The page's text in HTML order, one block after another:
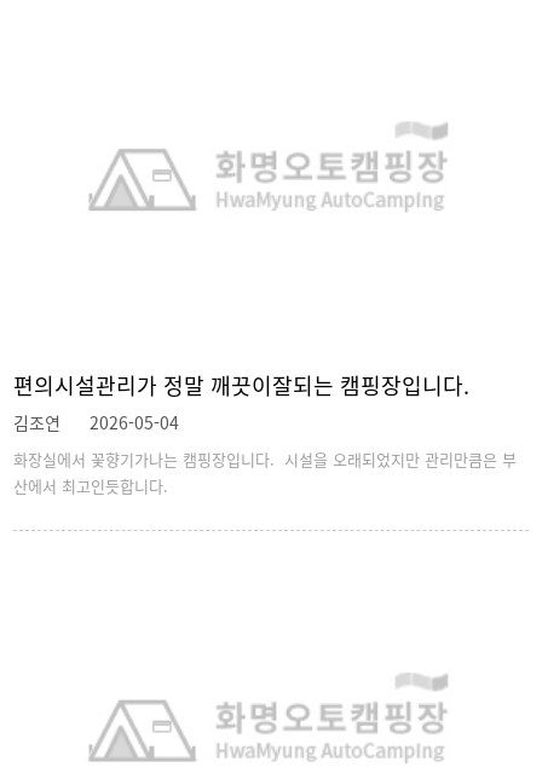
편의시설관리가 정말 깨끗이잘되는 캠핑장입니다.
김조연 2026-05-04
화장실에서 꽃향기가나는 캠핑장입니다. 시설을 오래되었지만 관리만큼은 부
산에서 최고인듯합니다.